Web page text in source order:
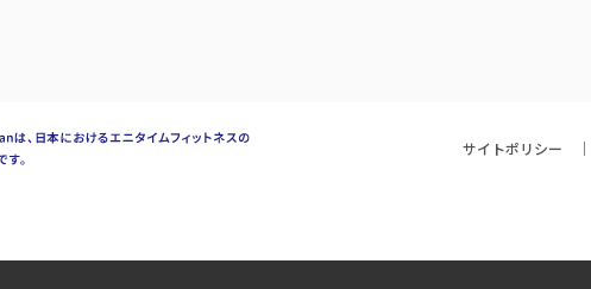
サイトポリシー